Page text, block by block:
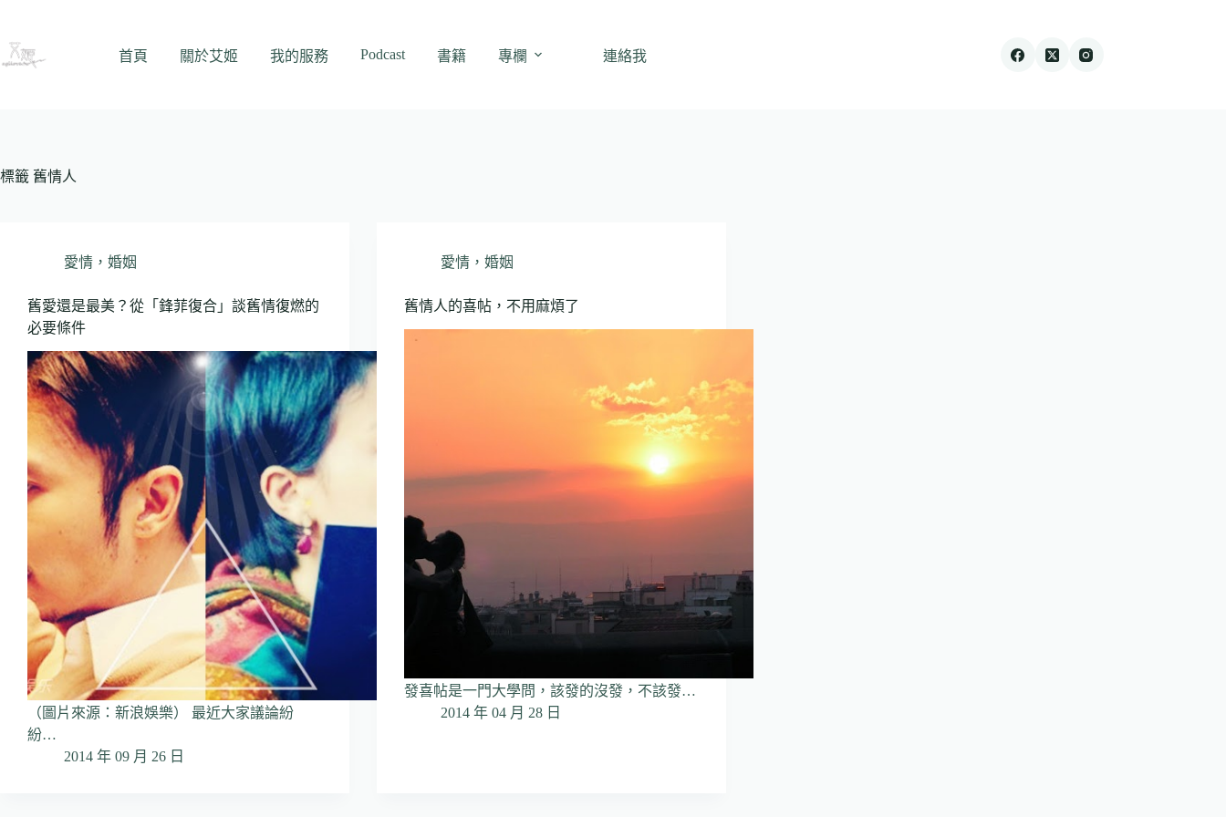
主
首頁 關於艾姬 我的服務 Podcast 書籍 專欄 連絡我
標籤 舊情人
愛情，婚姻
舊愛還是最美？從「鋒菲復合」談舊情復燃的
必要條件
（圖片來源：新浪娛樂） 最近大家議論紛
紛…
2014 年 09 月 26 日
愛情，婚姻
舊情人的喜帖，不用麻煩了
發喜帖是一門大學問，該發的沒發，不該發…
2014 年 04 月 28 日